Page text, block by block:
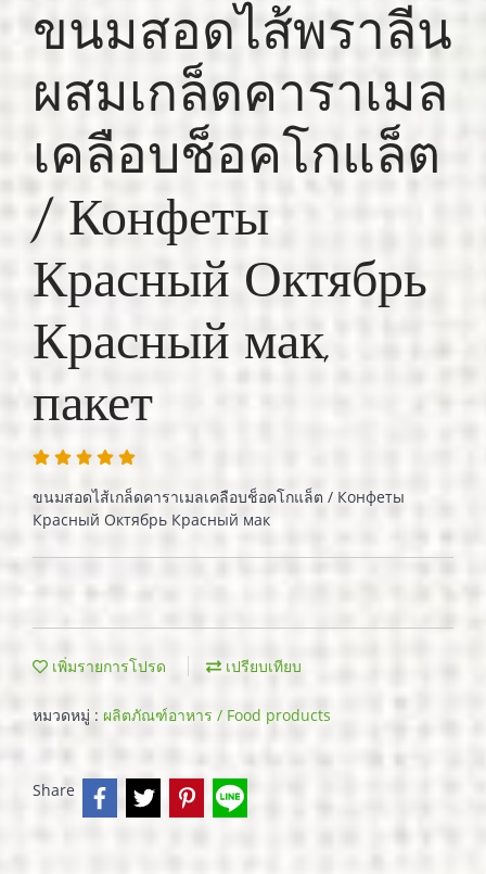
ขนมสอดไส้พราลีน
ผสมเกล็ดคาราเมล
เคลือบช็อคโกแล็ต
/ Конфеты
Красный Октябрь
Красный мак,
пакет
ขนมสอดไส้เกล็ดคาราเมลเคลือบช็อคโกแล็ต / Конфеты
Красный Октябрь Красный мак
เพิ่มรายการโปรด เปรียบเทียบ
หมวดหมู่ : ผลิตภัณฑ์อาหาร / Food products
Share